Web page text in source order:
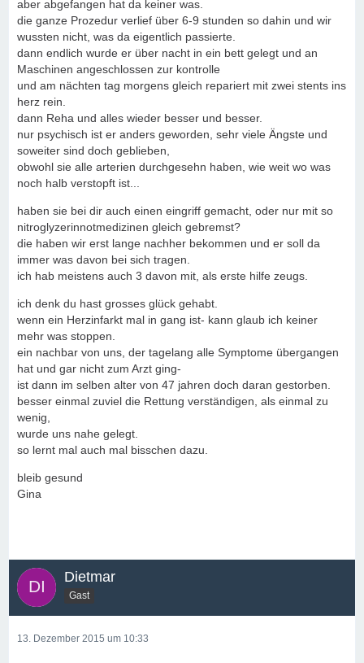
aber abgefangen hat da keiner was.
die ganze Prozedur verlief über 6-9 stunden so dahin und wir
wussten nicht, was da eigentlich passierte.
dann endlich wurde er über nacht in ein bett gelegt und an
Maschinen angeschlossen zur kontrolle
und am nächten tag morgens gleich repariert mit zwei stents ins
herz rein.
dann Reha und alles wieder besser und besser.
nur psychisch ist er anders geworden, sehr viele Ängste und
soweiter sind doch geblieben,
obwohl sie alle arterien durchgesehn haben, wie weit wo was
noch halb verstopft ist...
haben sie bei dir auch einen eingriff gemacht, oder nur mit so
nitroglyzerinnotmedizinen gleich gebremst?
die haben wir erst lange nachher bekommen und er soll da
immer was davon bei sich tragen.
ich hab meistens auch 3 davon mit, als erste hilfe zeugs.
ich denk du hast grosses glück gehabt.
wenn ein Herzinfarkt mal in gang ist- kann glaub ich keiner
mehr was stoppen.
ein nachbar von uns, der tagelang alle Symptome übergangen
hat und gar nicht zum Arzt ging-
ist dann im selben alter von 47 jahren doch daran gestorben.
besser einmal zuviel die Rettung verständigen, als einmal zu
wenig,
wurde uns nahe gelegt.
so lernt mal auch mal bisschen dazu.
bleib gesund
Gina
Dietmar
Gast
13. Dezember 2015 um 10:33